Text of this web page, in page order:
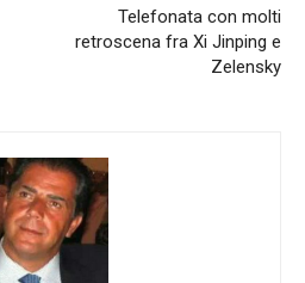
Telefonata con molti
retroscena fra Xi Jinping e
Zelensky